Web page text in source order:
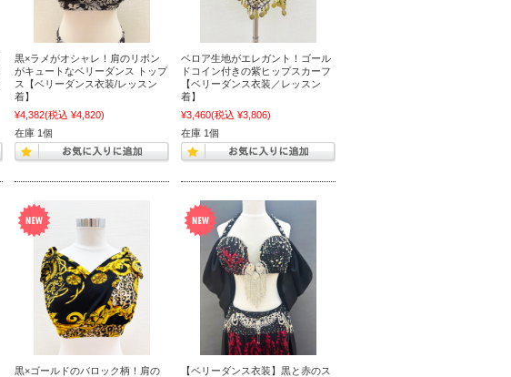
黒×ラメがオシャレ！肩のリボン
がキュートなベリーダンス トップ
ス【ベリーダンス衣装/レッスン
着】
¥4,382(税込 ¥4,820)
在庫 1個
ベロア生地がエレガント！ゴール
ドコイン付きの紫ヒップスカーフ
【ベリーダンス衣装／レッスン
着】
¥3,460(税込 ¥3,806)
在庫 1個
黒×ゴールドのバロック柄！肩の
【ベリーダンス衣装】黒と赤のス